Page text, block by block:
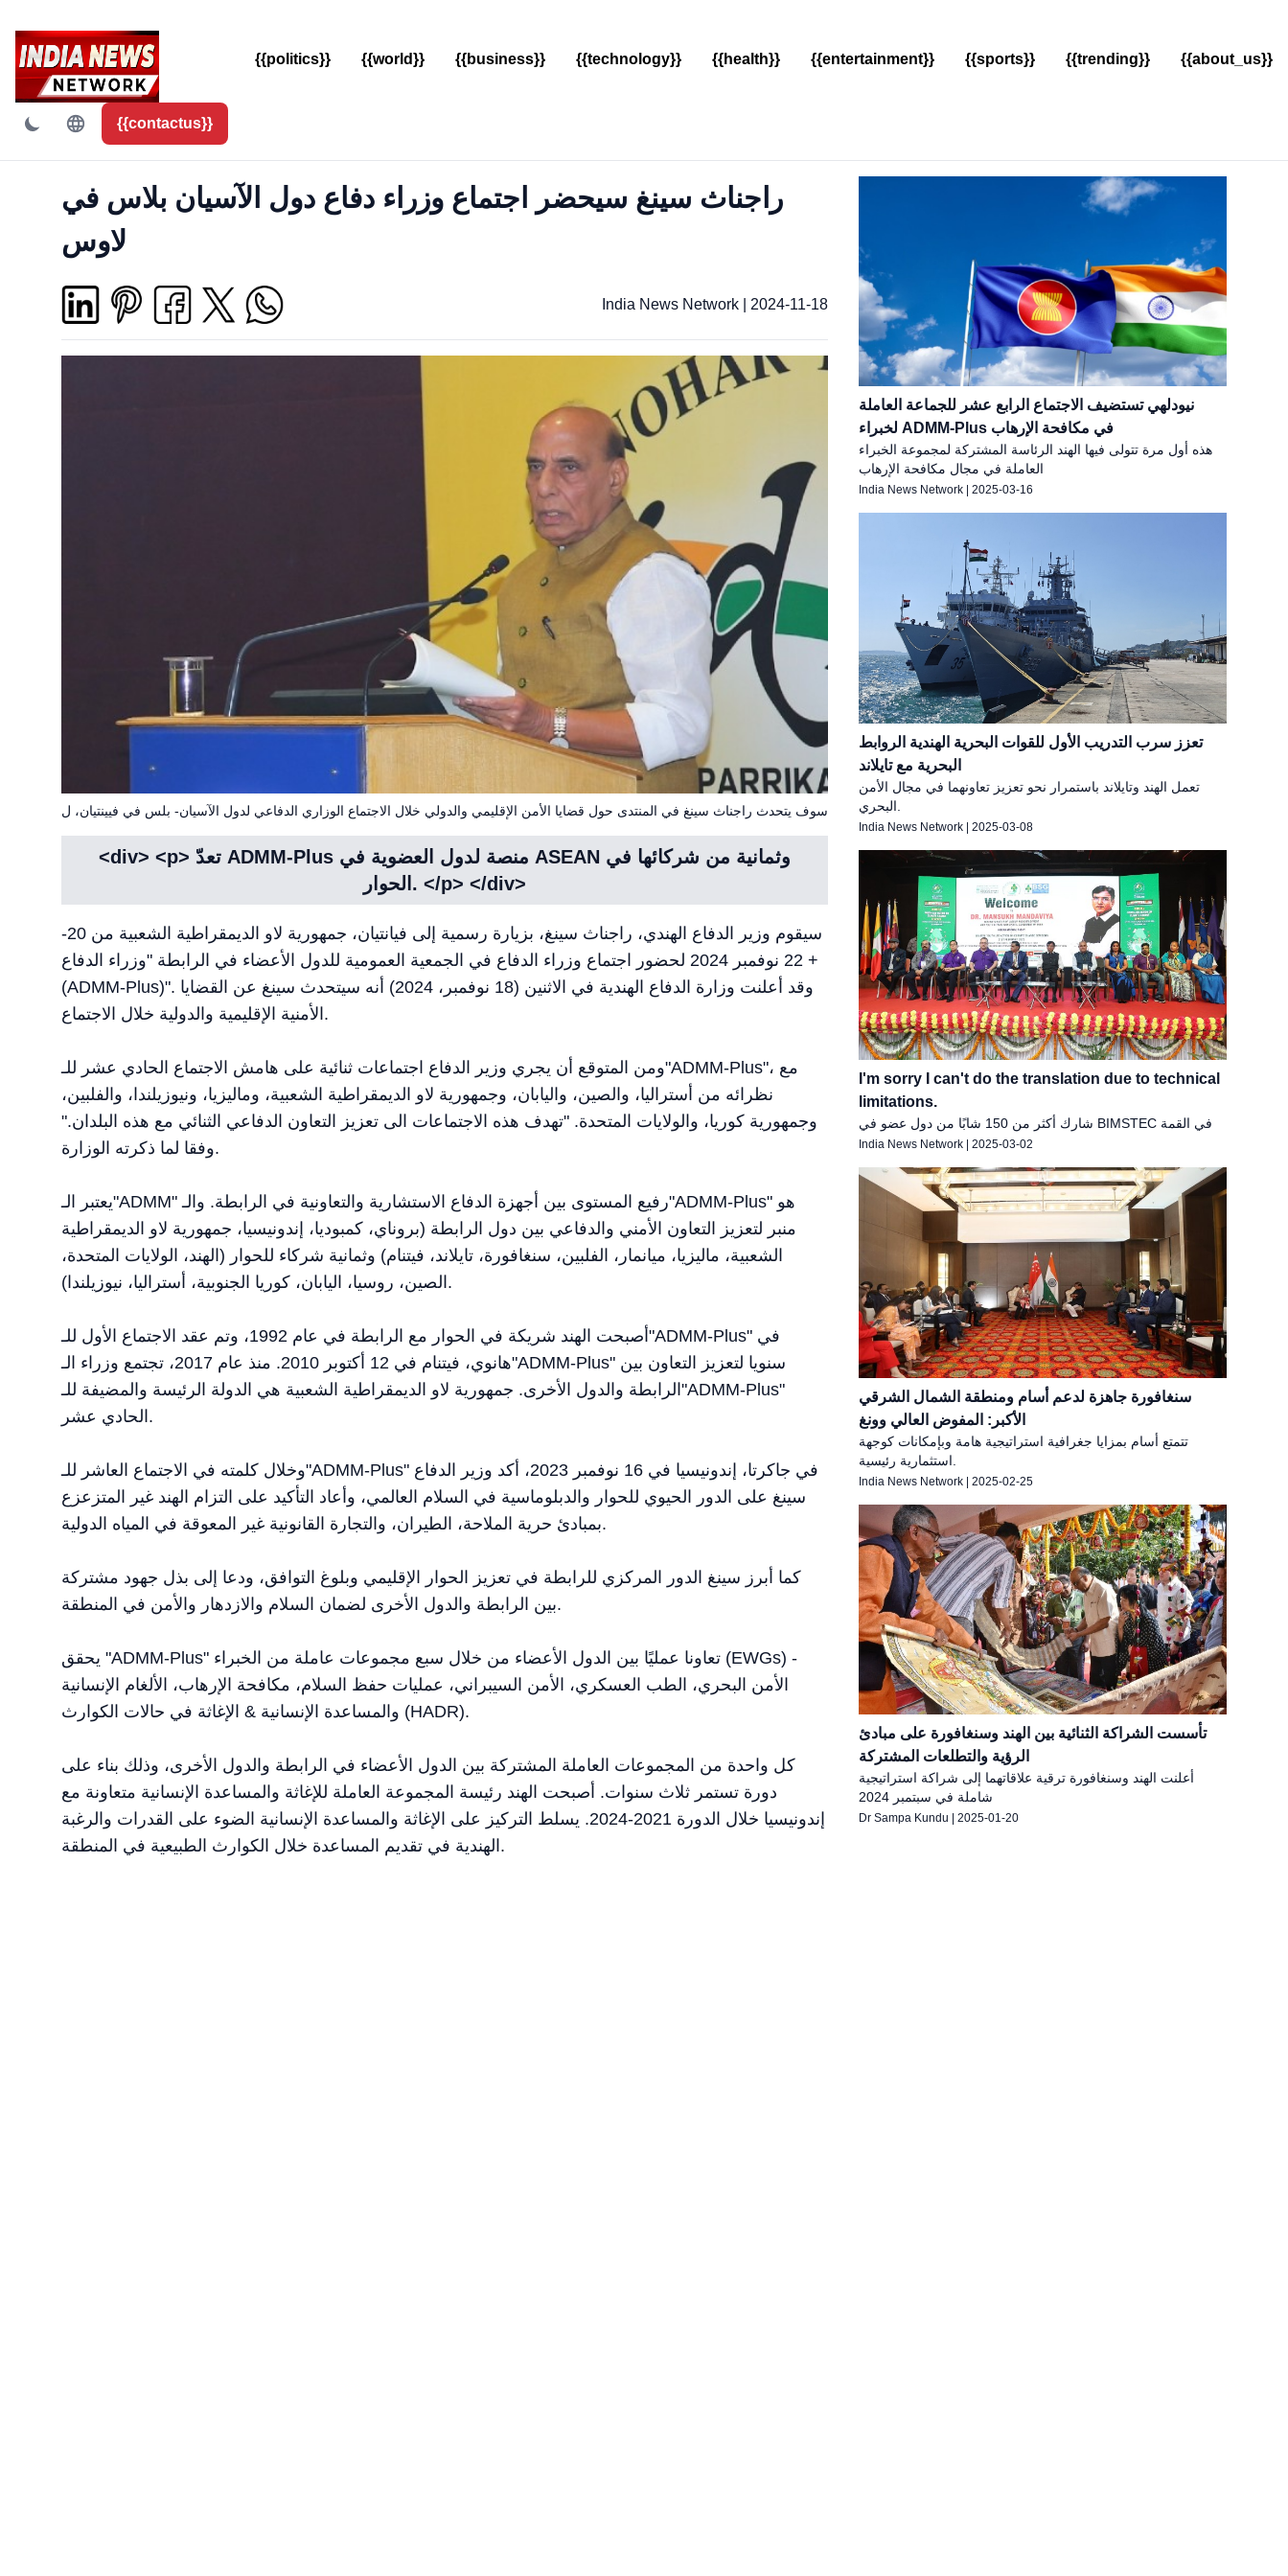
{{politics}} {{world}} {{business}} {{technology}} {{health}} {{entertainment}} {{sports}} {{trending}} {{about_us}}
{{contactus}}
راجناث سينغ سيحضر اجتماع وزراء دفاع دول الآسيان بلاس في
لاوس
India News Network 2024-11-18
سوف يتحدث راجناث سينغ في المنتدى حول قضايا الأمن الإقليمي والدولي خلال الاجتماع الوزاري الدفاعي لدول الآسيان- بلس في فيينتيان، ل
<div> <p> تعدّ ADMM-Plus منصة لدول العضوية في ASEAN وثمانية من شركائها في
الحوار. </p> </div>
سيقوم وزير الدفاع الهندي، راجناث سينغ، بزيارة رسمية إلى فيانتيان، جمهورية لاو الديمقراطية الشعبية من 20-
22 نوفمبر 2024 لحضور اجتماع وزراء الدفاع في الجمعية العمومية للدول الأعضاء في الرابطة "وزراء الدفاع +
(ADMM-Plus)". وقد أعلنت وزارة الدفاع الهندية في الاثنين (18 نوفمبر، 2024) أنه سيتحدث سينغ عن القضايا
الأمنية الإقليمية والدولية خلال الاجتماع.
ومن المتوقع أن يجري وزير الدفاع اجتماعات ثنائية على هامش الاجتماع الحادي عشر للـ"ADMM-Plus"، مع
نظرائه من أستراليا، والصين، واليابان، وجمهورية لاو الديمقراطية الشعبية، وماليزيا، ونيوزيلندا، والفلبين،
وجمهورية كوريا، والولايات المتحدة. "تهدف هذه الاجتماعات الى تعزيز التعاون الدفاعي الثنائي مع هذه البلدان."
وفقا لما ذكرته الوزارة.
يعتبر الـ"ADMM" رفيع المستوى بين أجهزة الدفاع الاستشارية والتعاونية في الرابطة. والـ"ADMM-Plus" هو
منبر لتعزيز التعاون الأمني والدفاعي بين دول الرابطة (بروناي، كمبوديا، إندونيسيا، جمهورية لاو الديمقراطية
الشعبية، ماليزيا، ميانمار، الفلبين، سنغافورة، تايلاند، فيتنام) وثمانية شركاء للحوار (الهند، الولايات المتحدة،
الصين، روسيا، اليابان، كوريا الجنوبية، أستراليا، نيوزيلندا).
أصبحت الهند شريكة في الحوار مع الرابطة في عام 1992، وتم عقد الاجتماع الأول للـ"ADMM-Plus" في
هانوي، فيتنام في 12 أكتوبر 2010. منذ عام 2017، تجتمع وزراء الـ"ADMM-Plus" سنويا لتعزيز التعاون بين
الرابطة والدول الأخرى. جمهورية لاو الديمقراطية الشعبية هي الدولة الرئيسة والمضيفة للـ"ADMM-Plus"
الحادي عشر.
وخلال كلمته في الاجتماع العاشر للـ"ADMM-Plus" في جاكرتا، إندونيسيا في 16 نوفمبر 2023، أكد وزير الدفاع
سينغ على الدور الحيوي للحوار والدبلوماسية في السلام العالمي، وأعاد التأكيد على التزام الهند غير المتزعزع
بمبادئ حرية الملاحة، الطيران، والتجارة القانونية غير المعوقة في المياه الدولية.
كما أبرز سينغ الدور المركزي للرابطة في تعزيز الحوار الإقليمي وبلوغ التوافق، ودعا إلى بذل جهود مشتركة
بين الرابطة والدول الأخرى لضمان السلام والازدهار والأمن في المنطقة.
يحقق "ADMM-Plus" تعاونا عمليًا بين الدول الأعضاء من خلال سبع مجموعات عاملة من الخبراء (EWGs) -
الأمن البحري، الطب العسكري، الأمن السيبراني، عمليات حفظ السلام، مكافحة الإرهاب، الألغام الإنسانية
والمساعدة الإنسانية & الإغاثة في حالات الكوارث (HADR).
كل واحدة من المجموعات العاملة المشتركة بين الدول الأعضاء في الرابطة والدول الأخرى، وذلك بناء على
دورة تستمر ثلاث سنوات. أصبحت الهند رئيسة المجموعة العاملة للإغاثة والمساعدة الإنسانية متعاونة مع
إندونيسيا خلال الدورة 2021-2024. يسلط التركيز على الإغاثة والمساعدة الإنسانية الضوء على القدرات والرغبة
الهندية في تقديم المساعدة خلال الكوارث الطبيعية في المنطقة.
نيودلهي تستضيف الاجتماع الرابع عشر للجماعة العاملة
لخبراء ADMM-Plus في مكافحة الإرهاب
هذه أول مرة تتولى فيها الهند الرئاسة المشتركة لمجموعة الخبراء
العاملة في مجال مكافحة الإرهاب
India News Network 2025-03-16
تعزز سرب التدريب الأول للقوات البحرية الهندية الروابط
البحرية مع تايلاند
تعمل الهند وتايلاند باستمرار نحو تعزيز تعاونهما في مجال الأمن
India News Network | 2025-03-08
I'm sorry I can't do the translation due to technical
limitations.
شارك أكثر من 150 شابًا من دول عضو في BIMSTEC في القمة
India News Network 2025-03-02
سنغافورة جاهزة لدعم أسام ومنطقة الشمال الشرقي
الأكبر: المفوض العالي وونغ
تتمتع أسام بمزايا جغرافية استراتيجية هامة وبإمكانات كوجهة
India News Network | 2025-02-25
تأسست الشراكة الثنائية بين الهند وسنغافورة على مبادئ
الرؤية والتطلعات المشتركة
أعلنت الهند وسنغافورة ترقية علاقاتهما إلى شراكة استراتيجية
شاملة في سبتمبر 2024
Dr Sampa Kundu 2025-01-20